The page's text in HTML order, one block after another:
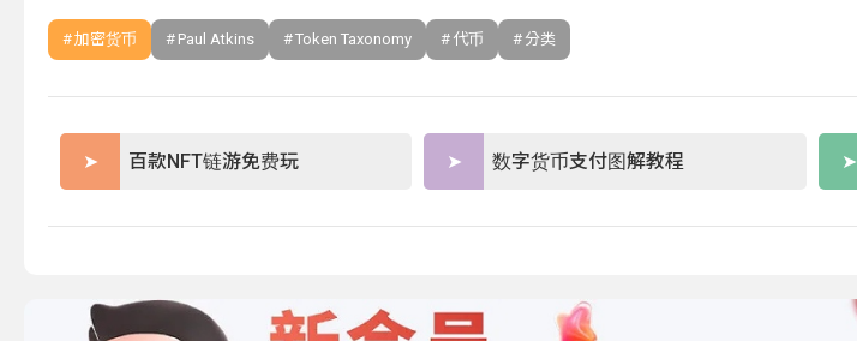
加密货币 Paul Atkins Token Taxonomy 代币 分类
百款NFT链游免费玩 数字货币支付图解教程